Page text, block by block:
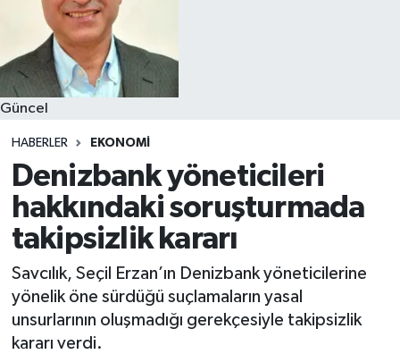
Güncel
HABERLER EKONOMI
Denizbank yöneticileri
hakkındaki soruşturmada
takipsizlik kararı
Savcılık, Seçil Erzan’ın Denizbank yöneticilerine
yönelik öne sürdüğü suçlamaların yasal
unsurlarının oluşmadığı gerekçesiyle takipsizlik
kararı verdi.